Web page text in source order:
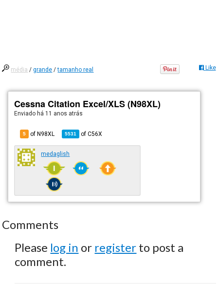
média /grande /tamanho real Like
Cessna Citation Excel/XLS (N98XL)
Enviado há 11 anos atrás
5 of N98XL 5531 ofC56X
medaglish
Comments
Please log in or register to post a
comment.